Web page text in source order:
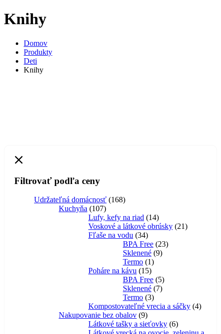
Knihy
Domov
Produkty
Deti
Knihy
Filtrovať podľa ceny
Udržateľná domácnosť 168168
Kuchyňa 107107
produktov
Lufy, kefy na riad 1414
produktov
Voskové a látkové obrúsky 2121
Fľaše na vodu 3434
produktov
BPA Free 2323
Sklenené 99
Termo 11
produkt
Poháre na kávu 1515
produktov
BPA Free 55
produktov
Sklenené 77
Termo 33
produkty
Kompostovateľné vrecia a sáčky 44
Nakupovanie bez obalov 99
produktov
Látkové tašky a sieťovky 66